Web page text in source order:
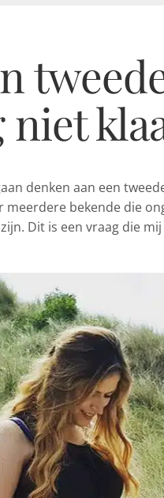
niet
denken aan een
meerdere bekende die
Dit is een vraag die